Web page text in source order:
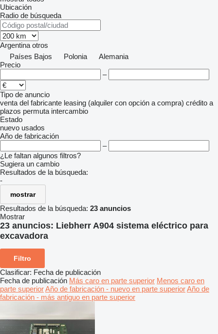
Ubicación
Radio de búsqueda
Argentina otros
Países Bajos
Polonia
Alemania
Precio
–
Tipo de anuncio
venta del fabricante leasing (alquiler con opción a compra) crédito a
plazos permuta intercambio
Estado
nuevo usados
Año de fabricación
–
¿Le faltan algunos filtros?
Sugiera un cambio
Resultados de la búsqueda:
-
mostrar
Resultados de la búsqueda: 23 anuncios
Mostrar
23 anuncios: Liebherr A904 sistema eléctrico para
excavadora
Filtro
Clasificar: Fecha de publicación
Fecha de publicación Más caro en parte superior Menos caro en
parte superiorAño de fabricación - nuevo en parte superiorAño de
fabricación - más antiguo en parte superior